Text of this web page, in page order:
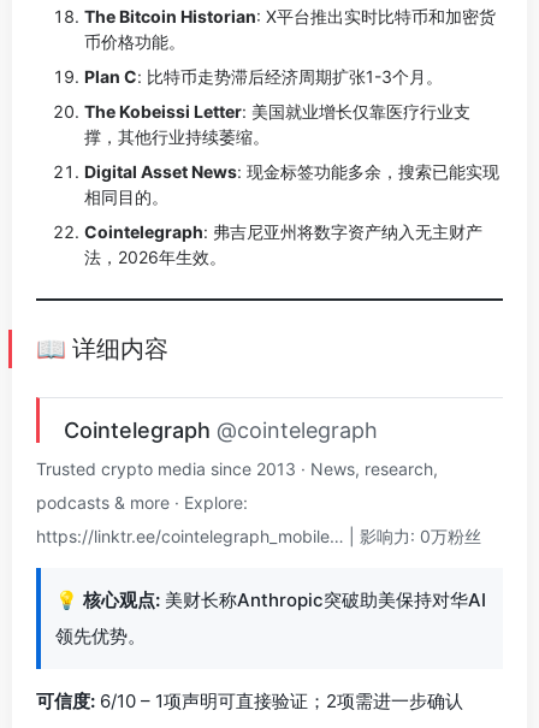
The Bitcoin Historian: X平台推出实时比特币和加密货
币价格功能。
Plan C: 比特币走势滞后经济周期扩张1-3个月。
The Kobeissi Letter: 美国就业增长仅靠医疗行业支
撑，其他行业持续萎缩。
Digital Asset News: 现金标签功能多余，搜索已能实现
相同目的。
Cointelegraph: 弗吉尼亚州将数字资产纳入无主财产
法，2026年生效。
📖 详细内容
Cointelegraph @cointelegraph
Trusted crypto media since 2013 · News, research,
podcasts & more · Explore:
https://linktr.ee/cointelegraph_mobile… | 影响力: 0万粉丝
💡 核心观点: 美财长称Anthropic突破助美保持对华AI
领先优势。
可信度: 6/10 – 1项声明可直接验证；2项需进一步确认